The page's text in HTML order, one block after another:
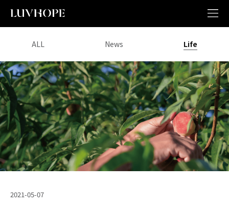
ALL News Life
2021-05-07